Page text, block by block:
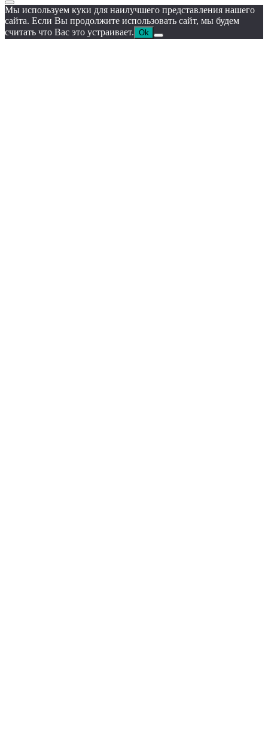
Мы используем куки для наилучшего представления нашего
сайта. Если Вы продолжите использовать сайт, мы будем
считать что Вас это устраивает. Ok